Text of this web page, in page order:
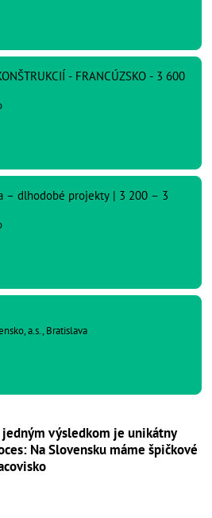
- FRANCÚZSKO - 3 600
– dlhodobé projekty | 3 200 – 3
a.s., Bratislava
jedným výsledkom je unikátny
Na Slovensku máme špičkové